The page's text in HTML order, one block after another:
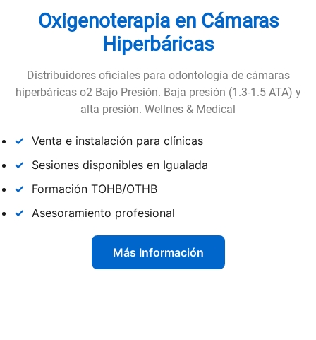
Oxigenoterapia en Cámaras
Hiperbáricas
Distribuidores oficiales para odontología de cámaras
hiperbáricas o2 Bajo Presión. Baja presión (1.3-1.5 ATA) y
alta presión. Wellnes & Medical
✓ Venta e instalación para clínicas
✓
Sesiones disponibles en Igualada
✓
Formación TOHB/OTHB
✓
Asesoramiento profesional
Más Información